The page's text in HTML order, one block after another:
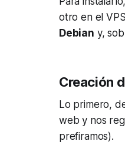
otro en el
Debian y,
Creación
Lo primero,
web y nos
prefiramos).